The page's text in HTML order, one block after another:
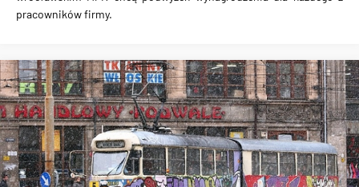
pracowników firmy.